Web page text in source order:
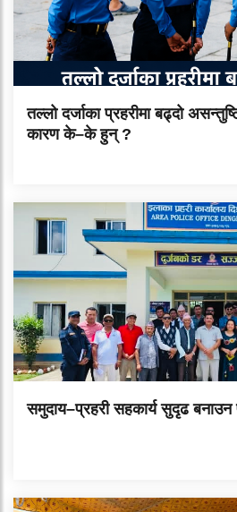
तल्लो दर्जाका प्रहरीमा बढ्दो
कारण के–के हुन् ?
समुदाय–प्रहरी सहकार्य सुदृढ बनाउन